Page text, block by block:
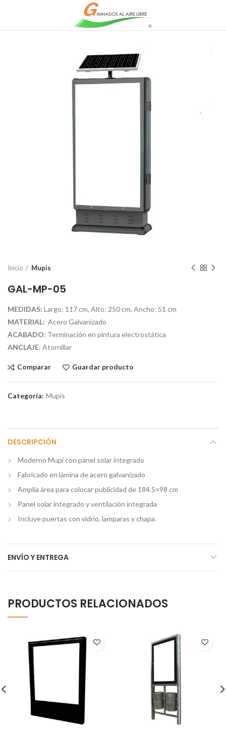
Inicio Mupis
GAL-MP-05
MEDIDAS: Largo: 117 cm, Alto: 250 cm, Ancho: 51 cm
MATERIAL: Acero Galvanizado
ACABADO: Terminación en pintura electrostática
ANCLAJE: Atornillar
Comparar Guardar producto
Categoría: Mupis
DESCRIPCIÓN
Moderno Mupi con panel solar integrado
Fabricado en lámina de acero galvanizado
Amplia área para colocar publicidad de 184.5×98 cm
Panel solar integrado y ventilación integrada
Incluye puertas con vidrio, lamparas y chapa.
ENVÍO Y ENTREGA
PRODUCTOS RELACIONADOS